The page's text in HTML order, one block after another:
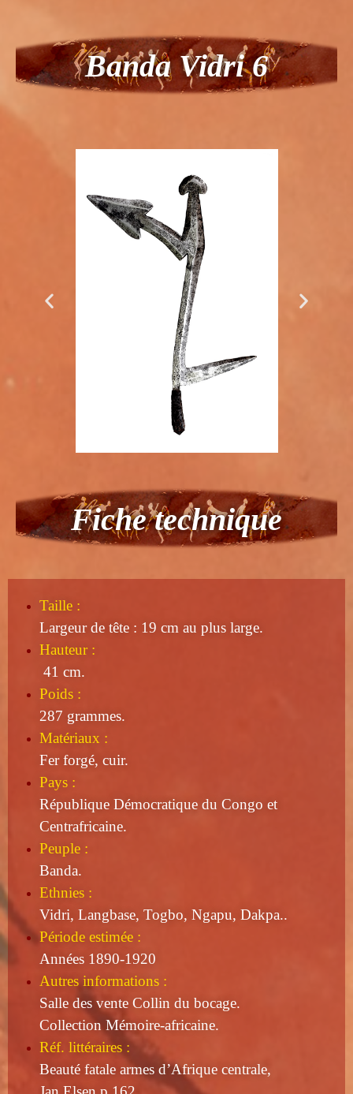
Banda Vidri 6
Fiche technique
Taille :
Largeur de tête : 19 cm au plus large.
Hauteur :
41 cm.
Poids :
287 grammes.
Matériaux :
Fer forgé, cuir.
Pays :
République Démocratique du Congo et
Centrafricaine.
Peuple :
Banda.
Ethnies :
Vidri, Langbase, Togbo, Ngapu, Dakpa..
Période estimée :
Années 1890-1920
Autres informations :
Salle des vente Collin du bocage.
Collection Mémoire-africaine.
Réf. littéraires :
Beauté fatale armes d’Afrique centrale,